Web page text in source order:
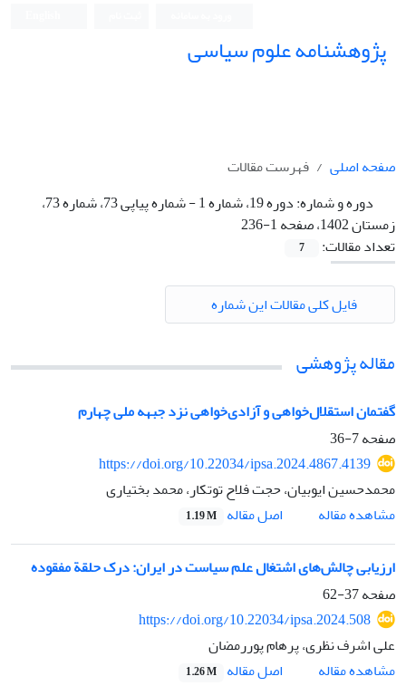
پژوهشنامه علوم سیاسی
صفحه اصلی
فهرست مقالات
دوره و شماره:
دوره 19، شماره 1 - شماره پیاپی 73، شماره 73،
زمستان 1402، صفحه 1-236
تعداد مقالات:
7
فایل کلی مقالات این شماره
مقاله پژوهشی
گفتمان استقلال‌خواهی و آزادی‌خواهی نزد جبهه ملی چهارم
صفحه7-36
https://doi.org/10.22034/ipsa.2024.4867.4139
محمدحسین ایوبیان، حجت فلاح توتکار، محمد بختیاری
مشاهده مقاله
اصل مقاله 1.19 M
ارزیابی چالش‌های اشتغال علم سیاست در ایران: درک حلقة مفقوده
صفحه37-62
https://doi.org/10.22034/ipsa.2024.508
علی اشرف نظری، پرهام پوررمضان
مشاهده مقاله
اصل مقاله 1.26 M